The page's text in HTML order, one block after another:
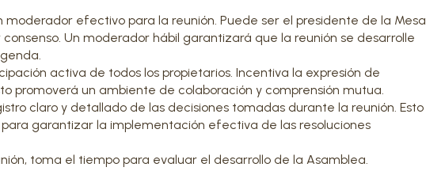
moderador efectivo para la reunión. Puede ser el presidente de la Mesa
Un moderador hábil garantizará que la reunión se desarrolle
activa de todos los propietarios. Incentiva la expresión de
promoverá un ambiente de colaboración y comprensión mutua.
claro y detallado de las decisiones tomadas durante la reunión. Esto
garantizar la implementación efectiva de las resoluciones
toma el tiempo para evaluar el desarrollo de la Asamblea.